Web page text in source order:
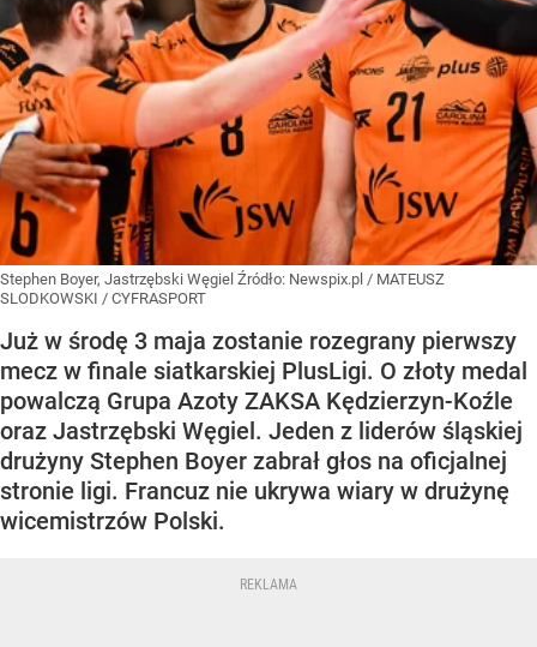
Stephen Boyer, Jastrzębski Węgiel Źródło: Newspix.pl / MATEUSZ
SLODKOWSKI / CYFRASPORT
Już w środę 3 maja zostanie rozegrany pierwszy
mecz w finale siatkarskiej PlusLigi. O złoty medal
powalczą Grupa Azoty ZAKSA Kędzierzyn-Koźle
oraz Jastrzębski Węgiel. Jeden z liderów śląskiej
drużyny Stephen Boyer zabrał głos na oficjalnej
stronie ligi. Francuz nie ukrywa wiary w drużynę
wicemistrzów Polski.